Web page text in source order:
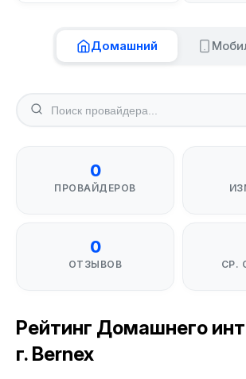
Домашний
0
ПРОВАЙДЕРОВ
0
ОТЗЫВОВ СР.
Рейтинг Домашнего
г. Bernex